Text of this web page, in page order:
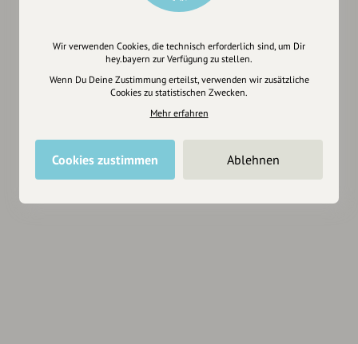
Wir verwenden Cookies, die technisch erforderlich sind, um Dir
hey.bayern zur Verfügung zu stellen.
Wenn Du Deine Zustimmung erteilst, verwenden wir zusätzliche
Cookies zu statistischen Zwecken.
Mehr erfahren
Cookies zustimmen Ablehnen